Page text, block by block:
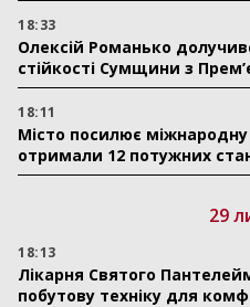
18:33
Олексій Романько
стійкості Сумщини з
18:11
Місто посилює
отримали 12 потужних
29
18:13
Лікарня Святого
побутову техніку для